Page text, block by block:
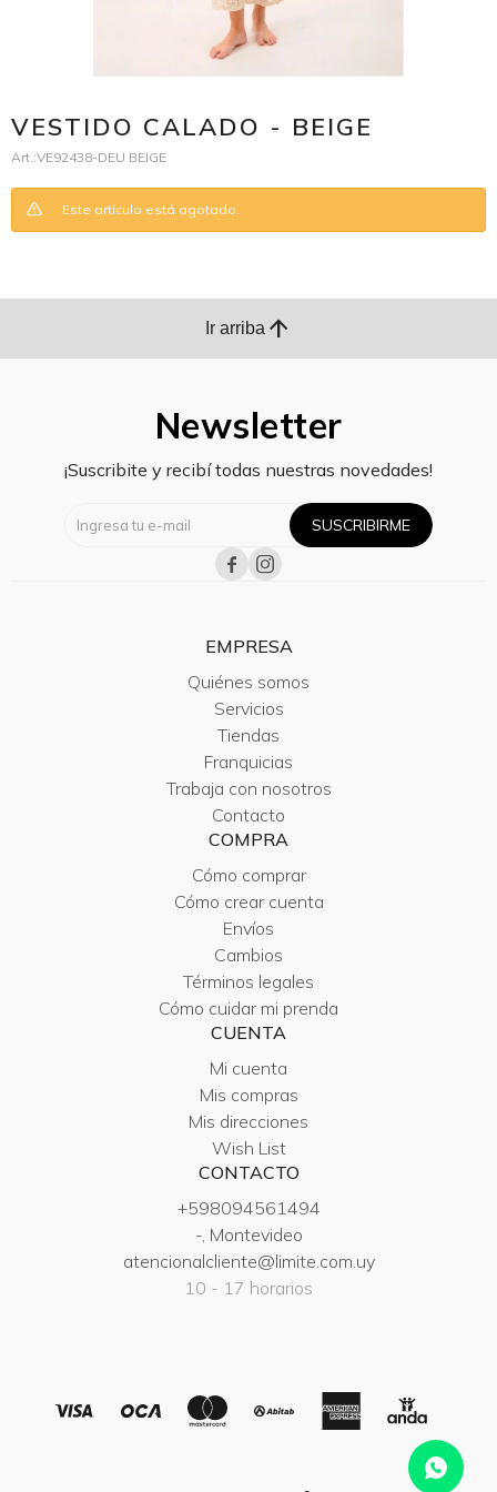
VESTIDO CALADO - BEIGE
VE92438-DEU BEIGE
Este artículo está agotado.
Ir arriba arrow_upward
Newsletter
¡Suscribite y recibí todas nuestras novedades!
SUSCRIBIRME
 
EMPRESA
Quiénes somos
Servicios
Tiendas
Franquicias
Trabaja con nosotros
Contacto
COMPRA
Cómo comprar
Cómo crear cuenta
Envíos
Cambios
Términos legales
Cómo cuidar mi prenda
CUENTA
Mi cuenta
Mis compras
Mis direcciones
Wish List
CONTACTO
+598094561494
-, Montevideo
atencionalcliente@limite.com.uy
10 - 17 horarios